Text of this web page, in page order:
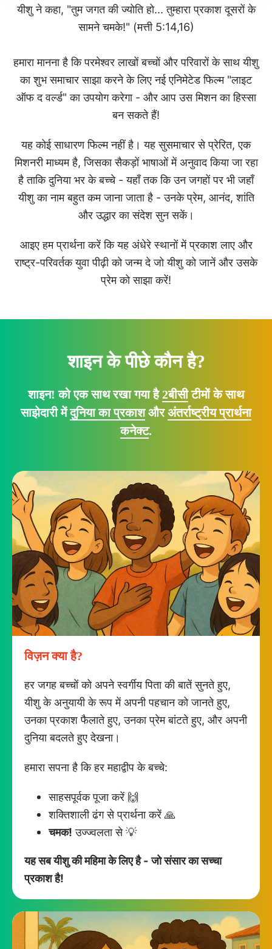
यीशु ने कहा, "तुम जगत की ज्योति हो... तुम्हारा प्रकाश दूसरों के
सामने चमके!" (मत्ती 5:14,16)
हमारा मानना है कि परमेश्वर लाखों बच्चों और परिवारों के साथ यीशु
का शुभ समाचार साझा करने के लिए नई एनिमेटेड फिल्म "लाइट
ऑफ द वर्ल्ड" का उपयोग करेगा - और आप उस मिशन का हिस्सा
बन सकते हैं!
यह कोई साधारण फिल्म नहीं है। यह सुसमाचार से प्रेरित, एक
मिशनरी माध्यम है, जिसका सैकड़ों भाषाओं में अनुवाद किया जा रहा
है ताकि दुनिया भर के बच्चे - यहाँ तक कि उन जगहों पर भी जहाँ
यीशु का नाम बहुत कम जाना जाता है - उनके प्रेम, आनंद, शांति
और उद्धार का संदेश सुन सकें।
आइए हम प्रार्थना करें कि यह अंधेरे स्थानों में प्रकाश लाए और
राष्ट्र-परिवर्तक युवा पीढ़ी को जन्म दे जो यीशु को जानें और उसके
प्रेम को साझा करें!
शाइन के पीछे कौन है?
शाइन! को एक साथ रखा गया है2बीसीटीमों के साथ
साझेदारी मेंदुनिया का प्रकाशऔरअंतर्राष्ट्रीय प्रार्थना
कनेक्ट.
विज़न क्या है?
हर जगह बच्चों को अपने स्वर्गीय पिता की बातें सुनते हुए,
यीशु के अनुयायी के रूप में अपनी पहचान को जानते हुए,
उनका प्रकाश फैलाते हुए, उनका प्रेम बांटते हुए, और अपनी
दुनिया बदलते हुए देखना।
हमारा सपना है कि हर महाद्वीप के बच्चे:
साहसपूर्वक पूजा करें 🙌
शक्तिशाली ढंग से प्रार्थना करें 🙏
चमक! उज्ज्वलता से 💡
यह सब यीशु की महिमा के लिए है - जो संसार का सच्चा
प्रकाश है!